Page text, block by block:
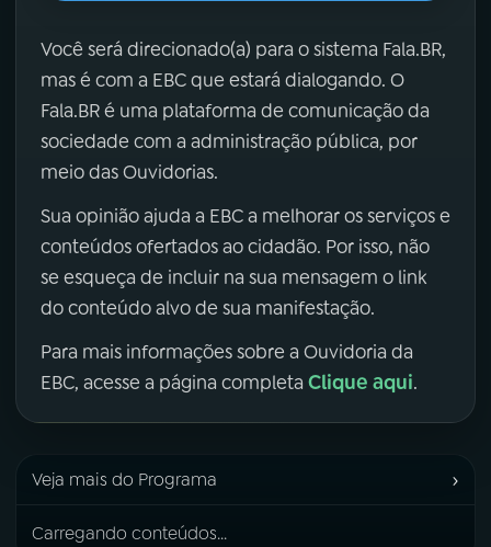
Você será direcionado(a) para o sistema Fala.BR,
mas é com a EBC que estará dialogando. O
Fala.BR é uma plataforma de comunicação da
sociedade com a administração pública, por
meio das Ouvidorias.
Sua opinião ajuda a EBC a melhorar os serviços e
conteúdos ofertados ao cidadão. Por isso, não
se esqueça de incluir na sua mensagem o link
do conteúdo alvo de sua manifestação.
Para mais informações sobre a Ouvidoria da
EBC, acesse a página completa Clique aqui.
Veja mais do Programa ›
Carregando conteúdos...